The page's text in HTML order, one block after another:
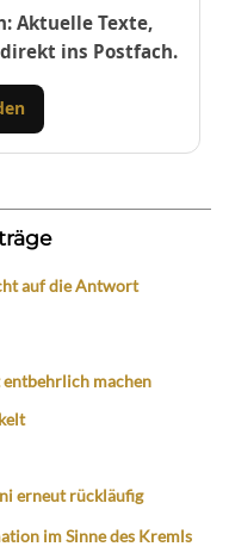
Aktuelle Texte,
ins Postfach.
auf die Antwort
entbehrlich machen
erneut rückläufig
im Sinne des Kremls